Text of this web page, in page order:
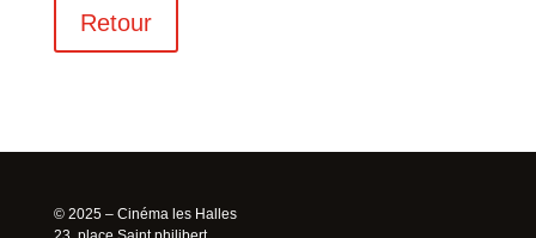
Retour
© 2025 – Cinéma les Halles